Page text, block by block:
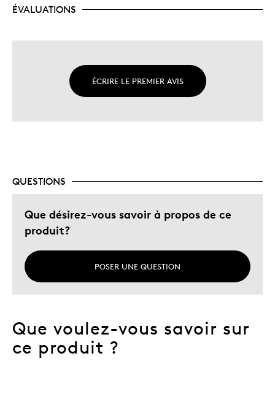
ÉVALUATIONS
ÉCRIRE LE PREMIER AVIS
QUESTIONS
Que désirez-vous savoir à propos de ce
produit?
POSER UNE QUESTION
Que voulez-vous savoir sur
ce produit ?